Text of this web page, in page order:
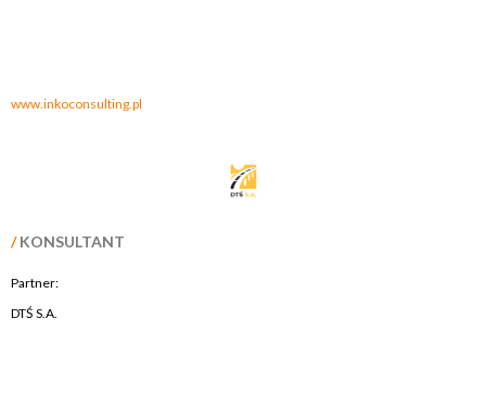
www.inkoconsulting.pl
/KONSULTANT
Partner:
DTŚ S.A.